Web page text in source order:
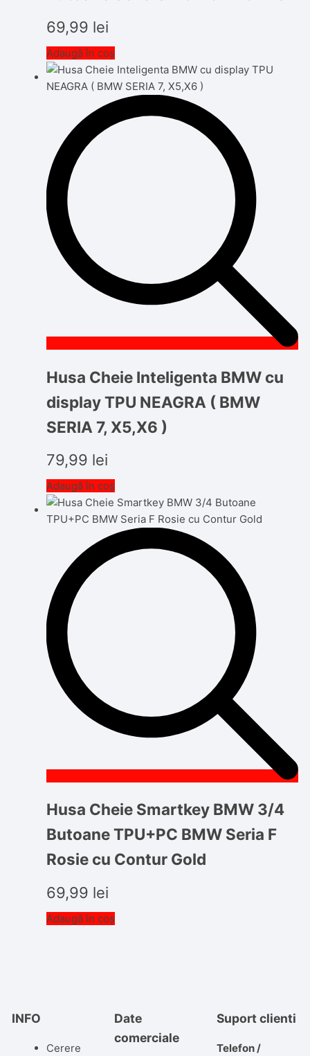
69,99 lei
Adaugă în coș
Husa Cheie Inteligenta BMW cu
display TPU NEAGRA ( BMW
SERIA 7, X5,X6 )
79,99 lei
Adaugă în coș
Husa Cheie Smartkey BMW 3/4
Butoane TPU+PC BMW Seria F
Rosie cu Contur Gold
69,99 lei
Adaugă în coș
INFO
Cerere
Date
comerciale
Suport clienti
Telefon /